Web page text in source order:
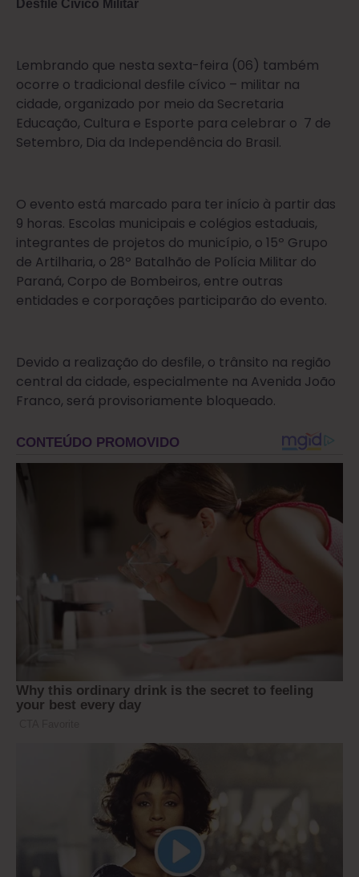
Desfile Cívico Militar
Lembrando que nesta sexta-feira (06) também
ocorre o tradicional desfile cívico – militar na
cidade, organizado por meio da Secretaria
Educação, Cultura e Esporte para celebrar o 7 de
Setembro, Dia da Independência do Brasil.
O evento está marcado para ter início à partir das
9 horas. Escolas municipais e colégios estaduais,
integrantes de projetos do município, o 15º Grupo
de Artilharia, o 28º Batalhão de Polícia Militar do
Paraná, Corpo de Bombeiros, entre outras
entidades e corporações participarão do evento.
Devido a realização do desfile, o trânsito na região
central da cidade, especialmente na Avenida João
Franco, será provisoriamente bloqueado.